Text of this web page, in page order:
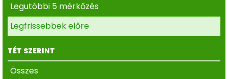
Legutóbbi 5 mérkőzés
Legfrissebbek előre
TÉT SZERINT
Összes